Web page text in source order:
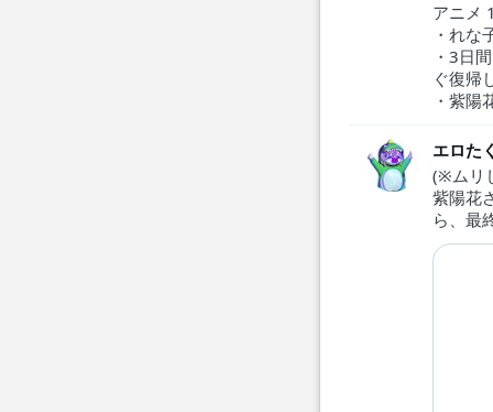
アニメ
・れな
・3日
ぐ復帰
・紫陽
エロた
(※ム
紫陽花
ら、最